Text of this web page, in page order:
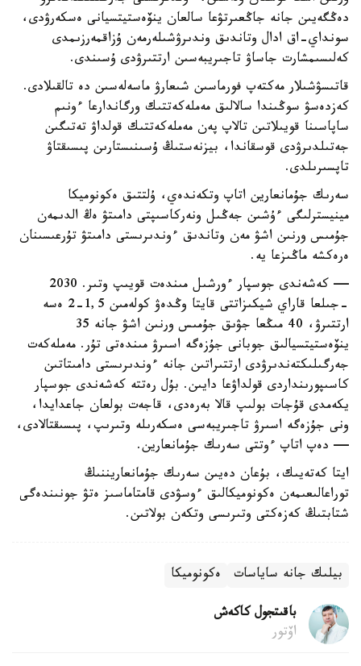
دەڭگەيىن جانە جاڭعىرتۋعا سالعان ينۆەستيتسيانى ەسكەرۋدى،
سونداي-اق ادال وتاندىق وندىرۋشىلەرمەن ۇزاقمەرزىمدى
كەلىسىمشارت جاساۋ تاجىريبەسىن ارتتىرۋدى ۇسىندى.
قاتىسۋشىلار مەكتەپ فورماسىن شىعارۋ ماسەلەسىن دە تالقىلادى.
كەزدەسۋ سوڭىندا سالالىق مەملەكەتتىك ورگاندارعا ءونىم
ساپاسىنا قويىلاتىن تالاپ پەن مەملەكەتتىك قولداۋ تەتىگىن
جەتىلدىرۋدى قوسقاندا، بيزنەستىڭ ۇسىنىستارىن پىسىقتاۋ
تاپسىرىلدى.
سەرىك جۇمانعارين اتاپ وتكەندەي، ۇلتتىق ەكونوميكا
مينيسترلىگى ءۇشىن جەڭىل ونەركاسىپتى دامىتۋ ەڭ الدىمەن
جۇمىس ورنىن اشۋ مەن وتاندىق ءوندىرىستى دامىتۋ تۇرعىسىنان
ەرەكشە ماڭىزعا يە.
— كەشەندى جوسپار ءورشىل مىندەت قويىپ وتىر. 2030
-جىلعا قاراي شيكىزاتتى قايتا وڭدەۋ كولەمىن 1,5-2 ەسە
ارتتىرۋ، 40 مىڭعا جۋىق جۇمىس ورنىن اشۋ جانە 35
ينۆەستيتسيالىق جوبانى جۇزەگە اسىرۋ مىندەتى تۇر. مەملەكەت
جەرگىلىكتەندىرۋدى ارتتىراتىن جانە ءوندىرىستى دامىتاتىن
كاسىپورىنداردى قولداۋعا دايىن. بۇل رەتتە كەشەندى جوسپار
يكەمدى قۇجات بولىپ قالا بەرەدى، قاجەت بولعان جاعدايدا،
ونى جۇزەگە اسىرۋ تاجىريبەسى ەسكەرىلە وتىرىپ، پىسىقتالادى،
— دەپ اتاپ ءوتتى سەرىك جۇمانعارين.
ايتا كەتەيىك، بۇعان دەيىن سەرىك جۇمانعاريننىڭ
توراعالىعىمەن ەكونوميكالىق ءوسۋدى قامتاماسىز ەتۋ جونىندەگى
شتابتىڭ كەزەكتى وتىرىسى وتكەن بولاتىن.
بيلىك جانە ساياسات ەكونوميكا
باقىتجول كاكەش
اۆتور